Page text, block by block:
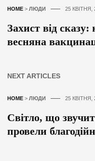
HOME > ЛЮДИ 25 КВІТНЯ,
Захист від
весняна
NEXT ARTICLES
HOME > ЛЮДИ 25 КВІТНЯ,
Світло, що
провели